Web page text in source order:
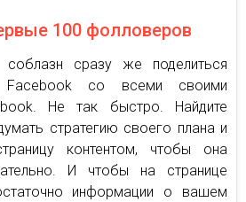
100 фолловеров
соблазн сразу же поделиться
Facebook со всеми своими
Не так быстро. Найдите
стратегию своего плана и
контентом, чтобы она
И чтобы на странице
информации о вашем